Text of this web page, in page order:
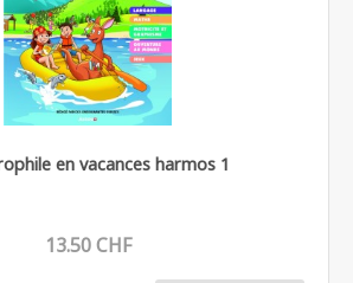
en vacances harmos 1
13.50 CHF